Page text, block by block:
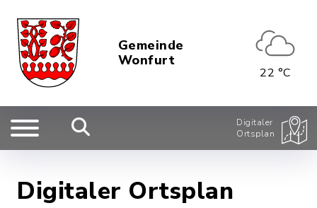
Gemeinde
Wonfurt
22 °C
Digitaler
Ortsplan
Digitaler Ortsplan